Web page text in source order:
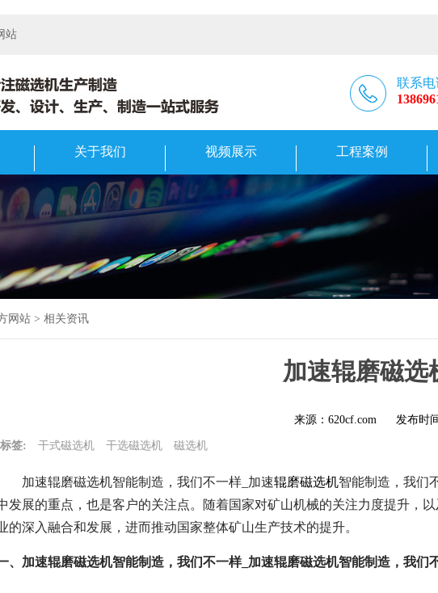
站
联系电
关于我们 视频展示 工程案例
网站 > 相关资讯
加速辊磨磁选
来源：620cf.com 发布时
标签: 干式磁选机 干选磁选机 磁选机
加速辊磨磁选机智能制造，我们不一样_加速辊磨磁选机智能制造，我们
发展的重点，也是客户的关注点。随着国家对矿山机械的关注力度提升，
的深入融合和发展，进而推动国家整体矿山生产技术的提升。
、加速辊磨磁选机智能制造，我们不一样_加速辊磨磁选机智能制造，我们